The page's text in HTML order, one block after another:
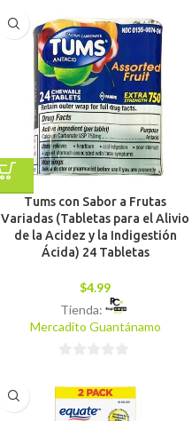
Tums con Sabor a Frutas
Variadas (Tabletas para el Alivio
de la Acidez y la Indigestión
Ácida) 24 Tabletas
$4.99
Tienda:
Mercadito Guantánamo
de
5